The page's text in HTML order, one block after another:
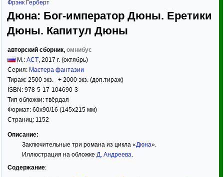
Фрэнк Герберт
Дюна: Бог-император Дюны. Еретики
Дюны. Капитул Дюны
авторский сборник, омнибус
М.: АСТ 2017 г. (октябрь)
Серия: Мастера фантазии
Тираж: 2500 экз. + 2000 экз. (доп.тираж)
ISBN: 978-5-17-104690-3
Тип обложки: твёрдая
Формат: 60x90/16 (145x215 мм)
Страниц: 1152
Описание:
Заключительные три романа из цикла «Дюна».
Иллюстрация на обложке Д. Андреева
Содержание: